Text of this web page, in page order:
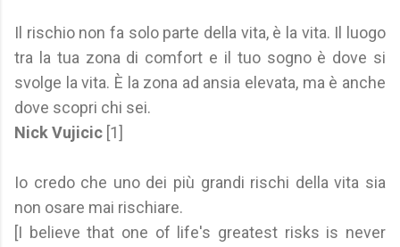
Il rischio non fa solo parte della vita, è la vita. Il luogo
tra la tua zona di comfort e il tuo sogno è dove si
svolge la vita. È la zona ad ansia elevata, ma è anche
dove scopri chi sei.
Nick Vujicic [1]
Io credo che uno dei più grandi rischi della vita sia
non osare mai rischiare.
[I believe that one of life's greatest risks is never